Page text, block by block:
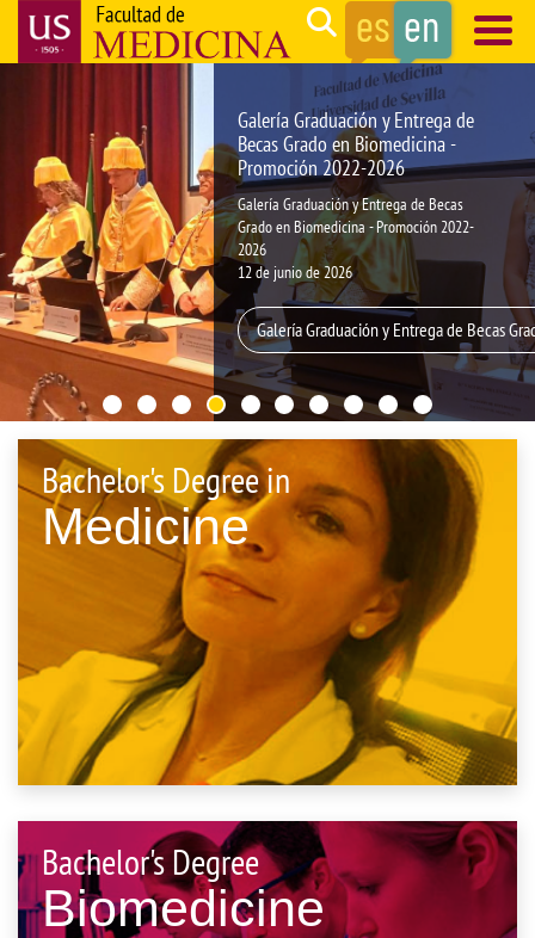
Search
principal
Galería Graduación y Entrega de
Becas Grado en Biomedicina -
Promoción 2022-2026
Galería Graduación y Entrega de Becas
Grado en Biomedicina - Promoción 2022-
2026
12 de junio de 2026
Galería Graduación y Entrega de Becas
Bachelor's Degree in
Medicine
Bachelor's Degree
Biomedicine